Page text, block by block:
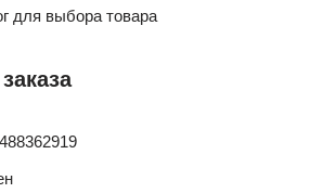
для выбора товара